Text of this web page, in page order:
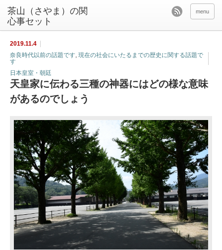
茶山（さやま）の関
心事セット
menu
2019.11.4
奈良時代以前の話題です, 現在の社会にいたるまでの歴史に関する話題で
す
日本皇室・朝廷
天皇家に伝わる三種の神器にはどの様な意味
があるのでしょう